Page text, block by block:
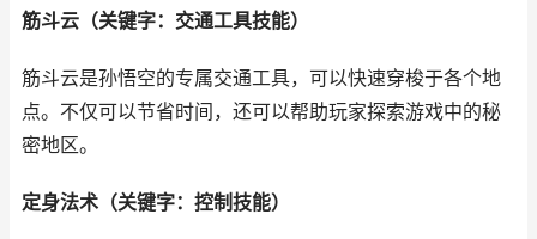
筋斗云（关键字：交通工具技能）
筋斗云是孙悟空的专属交通工具，可以快速穿梭于各个地
点。不仅可以节省时间，还可以帮助玩家探索游戏中的秘
密地区。
定身法术（关键字：控制技能）